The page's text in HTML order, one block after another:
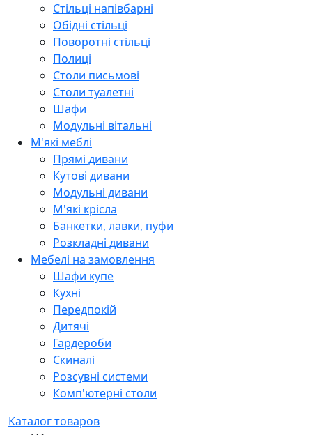
Стільці напівбарні
Обідні стільці
Поворотні стільці
Полиці
Столи письмові
Столи туалетні
Шафи
Модульні вітальні
М'які меблі
Прямі дивани
Кутові дивани
Модульні дивани
М'які крісла
Банкетки, лавки, пуфи
Розкладні дивани
Мебелі на замовлення
Шафи купе
Кухні
Передпокій
Дитячі
Гардероби
Скиналі
Розсувні системи
Комп'ютерні столи
Каталог товаров